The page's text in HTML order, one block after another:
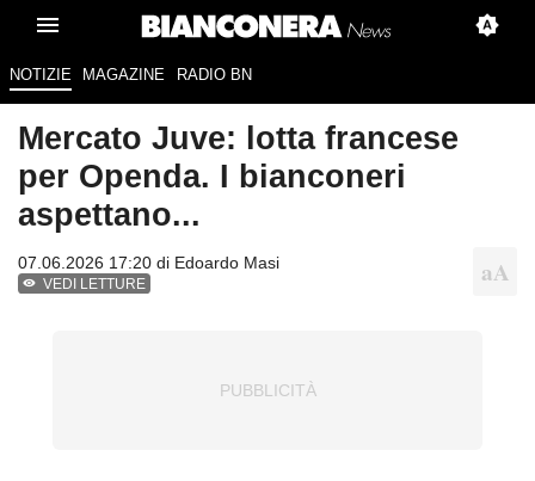
NOTIZIE MAGAZINE RADIO BN
Mercato Juve: lotta francese
per Openda. I bianconeri
aspettano...
07.06.2026 17:20 di Edoardo Masi
VEDI LETTURE